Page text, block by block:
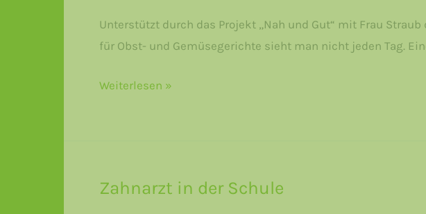
Unterstützt durch das Projekt „Nah und Gut“ mit Frau
für Obst- und Gemüsegerichte sieht man nicht jeden Tag.
Kochen
Weiterlesen »
Zahnarzt in der Schule